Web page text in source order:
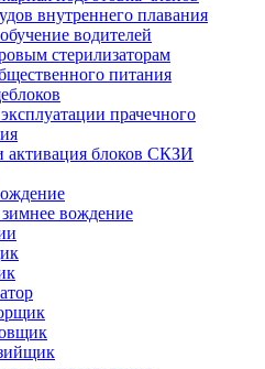
внутреннего плавания
водителей
стерилизаторам
питания
прачечного
активация блоков СКЗИ
зимнее вождение